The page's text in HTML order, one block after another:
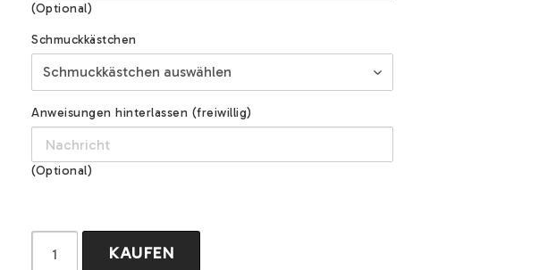
(Optional)
Schmuckkästchen
Anweisungen hinterlassen (freiwillig)
(Optional)
KAUFEN